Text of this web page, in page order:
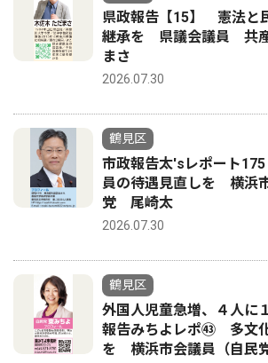
県政報告【15】 憲法と
継承を 県議会議員 共
まさ
2026.07.30
鶴見区
市政報告太'sレポート
員の待遇見直しを 横浜
党 尾崎太
2026.07.30
鶴見区
外国人児童急増、４人
報告みちよレポ㊸ 多文
を 横浜市会議員（自民